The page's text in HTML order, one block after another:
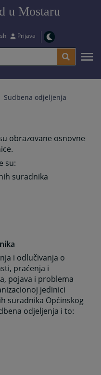
u Mostaru
Prijava
Sudbena odjeljenja
obrazovane osnovne
su:
suradnika
i odlučivanja o
praćenja i
pojava i problema
jedinici
suradnika Općinskog
odjeljenja i to: